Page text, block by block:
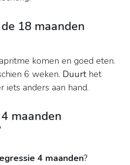
18 maanden
komen en goed eten.
6 weken. Duurthet
iets anders aan hand.
maanden
4 maanden?